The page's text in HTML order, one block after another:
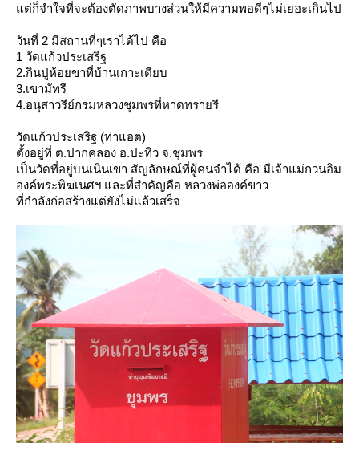
ต่ก็จำใจที่จะต้องตัดภาพบางส่วนให้มีความพอดีๆไม่เยอะเกินไป
วันที่ 2 มีสถานที่ๆเราได้ไป คือ
1 วัดแก้วประเสริฐ
2.กินปูห้อยขาที่บ้านเกาะเตียบ
3.เขามัทรี
4.อนุสาวรีย์กรมหลวงชุมพรที่หาดทรายรี
วัดแก้วประเสริฐ (ท่าแอต)
ตั้งอยู่ที่ ต.ปากคลอง อ.ปะทิว จ.ชุมพร
เป็นวัดที่อยู่บนเนินเขา สัญลักษณ์ที่ผู้คนจำได้ คือ มีเจ้าแม่กวนอิม
องค์พระพิฆเนศฯ และที่สำคัญคือ หลวงพ่อองค์ขาว
ที่กำลังก่อสร้างแต่ยังไม่แล้วเสร็จ